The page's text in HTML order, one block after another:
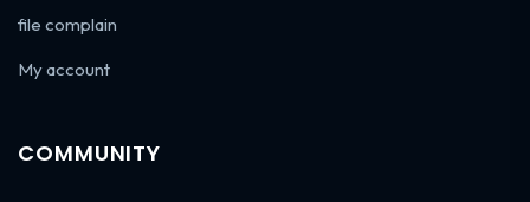
file complain
My account
COMMUNITY